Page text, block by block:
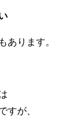
あります。
すが、